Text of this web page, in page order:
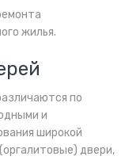
жилья.
по
и
широкой
двери,